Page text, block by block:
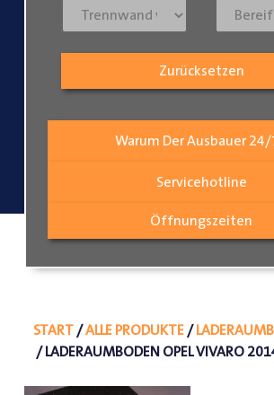
Warum Der Ausbauer 24/
Servicehotline
Öffnungszeiten
Zurücksetzen
START/ALLE PRODUKTE/
/ LADERAUMBODEN OPEL VIVARO